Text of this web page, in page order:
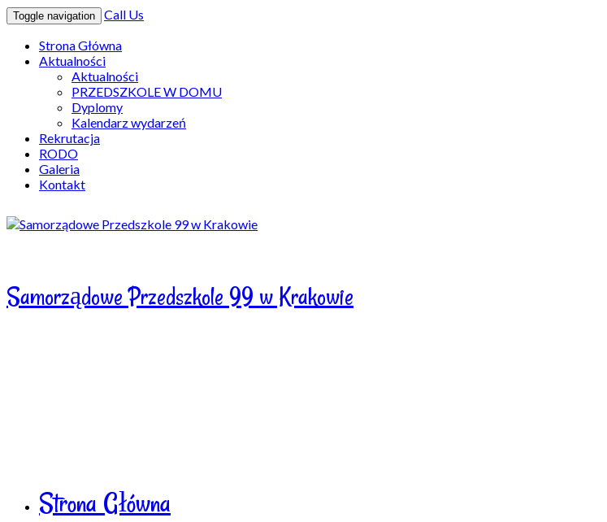
Toggle navigation
Call Us
Strona Główna
Aktualności
Aktualności
PRZEDSZKOLE W DOMU
Dyplomy
Kalendarz wydarzeń
Rekrutacja
RODO
Galeria
Kontakt
Samorządowe Przedszkole 99 w Krakowie
Strona Główna